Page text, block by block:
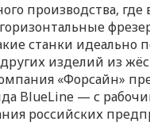
производства,
станки идеально
изделий из
«Форсайн»
BlueLine — с
российских